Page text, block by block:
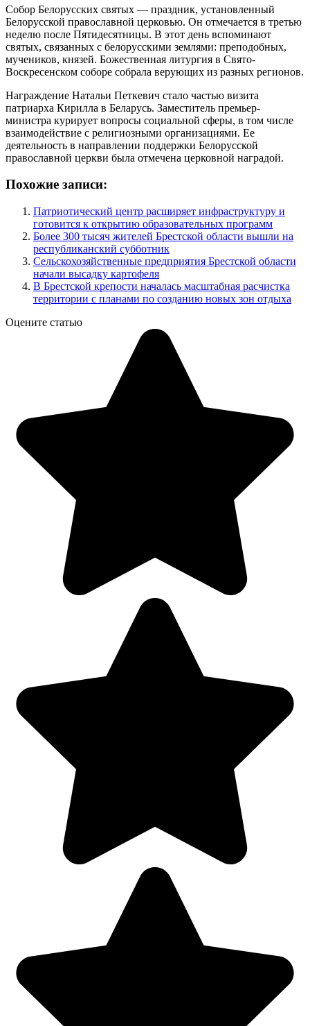
Собор Белорусских святых — праздник, установленный
Белорусской православной церковью. Он отмечается в третью
неделю после Пятидесятницы. В этот день вспоминают
святых, связанных с белорусскими землями: преподобных,
мучеников, князей. Божественная литургия в Свято-
Воскресенском соборе собрала верующих из разных регионов.
Награждение Натальи Петкевич стало частью визита
патриарха Кирилла в Беларусь. Заместитель премьер-
министра курирует вопросы социальной сферы, в том числе
взаимодействие с религиозными организациями. Ее
деятельность в направлении поддержки Белорусской
православной церкви была отмечена церковной наградой.
Похожие записи:
Патриотический центр расширяет инфраструктуру и
готовится к открытию образовательных программ
Более 300 тысяч жителей Брестской области вышли на
республиканский субботник
Сельскохозяйственные предприятия Брестской области
начали высадку картофеля
В Брестской крепости началась масштабная расчистка
территории с планами по созданию новых зон отдыха
Оцените статью